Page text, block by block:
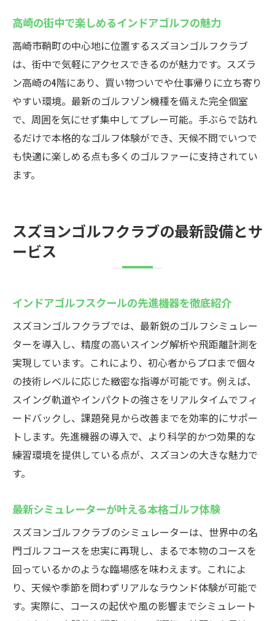
高崎の街中で楽しめるインドアゴルフの魅力
高崎市鞘町の中心地に位置するスズヨンゴルフクラブ
は、街中で気軽にアクセスできるのが魅力です。スズラ
ン高崎の4階にあり、買い物ついでや仕事帰りに立ち寄り
やすい環境。最新のゴルフゾン機種を備えた完全個室
で、周囲を気にせず集中してプレー可能。手ぶらで訪れ
るだけで本格的なゴルフ体験ができ、天候不問でいつで
も快適に楽しめる点も多くのゴルファーに支持されてい
ます。
スズヨンゴルフクラブの最新設備とサ
ービス
インドアゴルフスクールの先進機器を徹底紹介
スズヨンゴルフクラブでは、最新鋭のゴルフシミュレー
ターを導入し、精度の高いスイング解析や飛距離計測を
実現しています。これにより、初心者からプロまで個々
の技術レベルに応じた緻密な指導が可能です。例えば、
スイング軌道やインパクトの強さをリアルタイムでフィ
ードバックし、課題発見から改善までを効率的にサポー
トします。先進機器の導入で、より科学的かつ効果的な
練習環境を提供している点が、スズヨンの大きな魅力で
す。
最新シミュレーターが叶える本格ゴルフ体験
スズヨンゴルフクラブのシミュレーターは、世界中の名
門ゴルフコースを忠実に再現し、まるで本物のコースを
回っているかのような臨場感を味わえます。これによ
り、天候や季節を問わずリアルなラウンド体験が可能で
す。実際に、コースの起伏や風の影響までシミュレート